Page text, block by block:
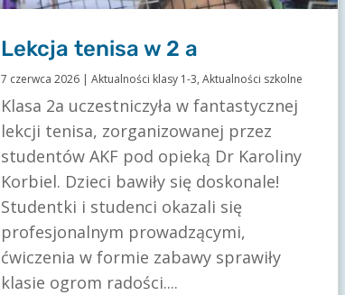
Lekcja tenisa w 2 a
7 czerwca 2026| Aktualności klasy 1-3, Aktualności szkolne
Klasa 2a uczestniczyła w fantastycznej
lekcji tenisa, zorganizowanej przez
studentów AKF pod opieką Dr Karoliny
Korbiel. Dzieci bawiły się doskonale!
Studentki i studenci okazali się
profesjonalnym prowadzącymi,
ćwiczenia w formie zabawy sprawiły
klasie ogrom radości....